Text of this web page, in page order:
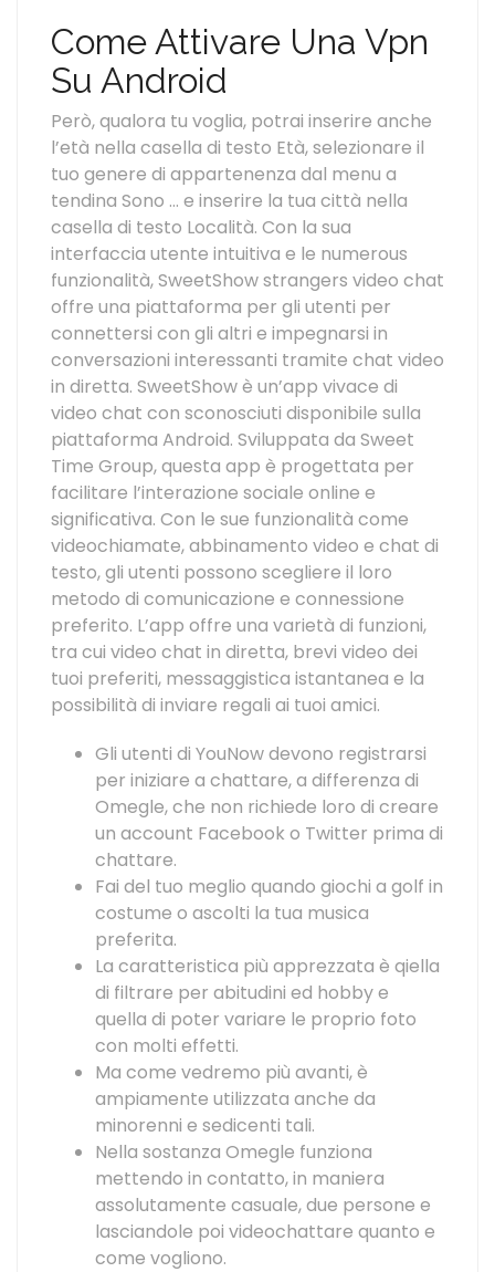
Come Attivare Una Vpn
Su Android
Però, qualora tu voglia, potrai inserire anche
l’età nella casella di testo Età, selezionare il
tuo genere di appartenenza dal menu a
tendina Sono … e inserire la tua città nella
casella di testo Località. Con la sua
interfaccia utente intuitiva e le numerous
funzionalità, SweetShow strangers video chat
offre una piattaforma per gli utenti per
connettersi con gli altri e impegnarsi in
conversazioni interessanti tramite chat video
in diretta. SweetShow è un’app vivace di
video chat con sconosciuti disponibile sulla
piattaforma Android. Sviluppata da Sweet
Time Group, questa app è progettata per
facilitare l’interazione sociale online e
significativa. Con le sue funzionalità come
videochiamate, abbinamento video e chat di
testo, gli utenti possono scegliere il loro
metodo di comunicazione e connessione
preferito. L’app offre una varietà di funzioni,
tra cui video chat in diretta, brevi video dei
tuoi preferiti, messaggistica istantanea e la
possibilità di inviare regali ai tuoi amici.
Gli utenti di YouNow devono registrarsi
per iniziare a chattare, a differenza di
Omegle, che non richiede loro di creare
un account Facebook o Twitter prima di
chattare.
Fai del tuo meglio quando giochi a golf in
costume o ascolti la tua musica
preferita.
La caratteristica più apprezzata è qiella
di filtrare per abitudini ed hobby e
quella di poter variare le proprio foto
con molti effetti.
Ma come vedremo più avanti, è
ampiamente utilizzata anche da
minorenni e sedicenti tali.
Nella sostanza Omegle funziona
mettendo in contatto, in maniera
assolutamente casuale, due persone e
lasciandole poi videochattare quanto e
come vogliono.